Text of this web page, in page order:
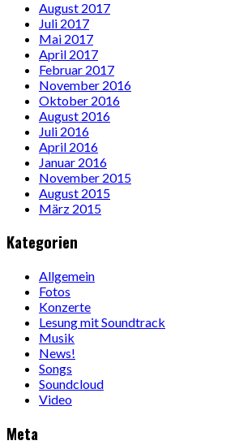
August 2017
Juli 2017
Mai 2017
April 2017
Februar 2017
November 2016
Oktober 2016
August 2016
Juli 2016
April 2016
Januar 2016
November 2015
August 2015
März 2015
Kategorien
Allgemein
Fotos
Konzerte
Lesung mit Soundtrack
Musik
News!
Songs
Soundcloud
Video
Meta